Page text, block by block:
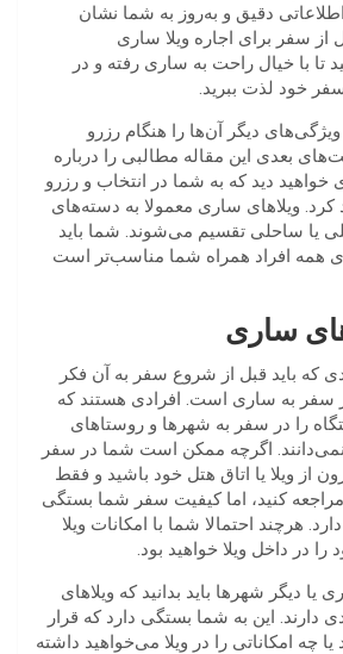
اطلاعاتی دقیق و به‌روز به شما نشان
سفر برای اجاره ویلا ساری
تا با خیال راحت به ساری رفته و در
خود لذت ببرید.
ویژگی‌های دیگر آن‌ها را هنگام رزرو
بعدی این مقاله مطالبی را درباره
خواهید دید که به شما در انتخاب و رزرو
کرد. ویلاهای ساری معمولا به دسته‌های
یا ساحلی تقسیم می‌شوند. شما باید
همه افراد همراه شما مناسب‌تر است
ساری
که باید قبل از شروع سفر به آن فکر
سفر به ساری است. افرادی هستند که
را در سفر به شهرها و روستاهای
اگر‌چه ممکن است شما در سفر
از ویلا یا اتاق هتل خود باشید و فقط
کنید، اما کیفیت سفر شما بستگی
هر‌چند احتمالا شما با امکانات ویلا‌
در داخل ویلا خواهید بود.
یا دیگر شهرها باید بدانید که ویلا‌های
دارند. این به شما بستگی دارد که قرار
چه امکاناتی را در ویلا می‌خواهید داشته